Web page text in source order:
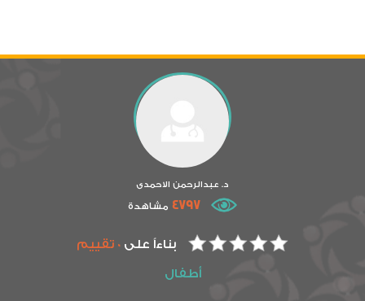
د. عبدالرحمن الاحمدى
4797 مشاهدة
بناءاً على 0 تقييم
أطفال